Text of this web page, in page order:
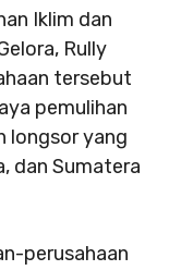
Iklim dan
Rully
tersebut
pemulihan
longsor yang
dan Sumatera
perusahaan